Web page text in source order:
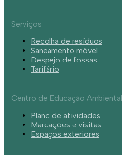
Serviços
Recolha de resíduos
Saneamento móvel
Despejo de fossas
Tarifário
Centro de Educação Ambiental
Plano de atividades
Marcações e visitas
Espaços exteriores